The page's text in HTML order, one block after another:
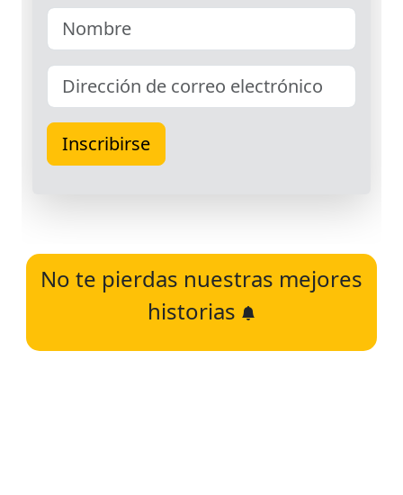
No te pierdas nuestras mejores
historias